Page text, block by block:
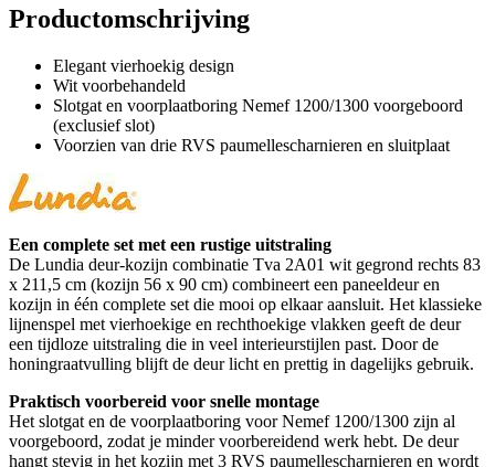
Productomschrijving
Elegant vierhoekig design
Wit voorbehandeld
Slotgat en voorplaatboring Nemef 1200/1300 voorgeboord
(exclusief slot)
Voorzien van drie RVS paumellescharnieren en sluitplaat
Een complete set met een rustige uitstraling
De Lundia deur-kozijn combinatie Tva 2A01 wit gegrond rechts 83
x 211,5 cm (kozijn 56 x 90 cm) combineert een paneeldeur en
kozijn in één complete set die mooi op elkaar aansluit. Het klassieke
lijnenspel met vierhoekige en rechthoekige vlakken geeft de deur
een tijdloze uitstraling die in veel interieurstijlen past. Door de
honingraatvulling blijft de deur licht en prettig in dagelijks gebruik.
Praktisch voorbereid voor snelle montage
Het slotgat en de voorplaatboring voor Nemef 1200/1300 zijn al
voorgeboord, zodat je minder voorbereidend werk hebt. De deur
hangt stevig in het kozijn met 3 RVS paumellescharnieren en wordt